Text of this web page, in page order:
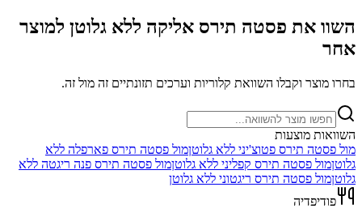
השוו את פסטה תירס אליקה ללא גלוטן למוצר
אחר
בחרו מוצר וקבלו השוואת קלוריות וערכים תזונתיים זה מול זה.
השוואות מוצעות
מול פסטה תירס פטוצ'יני ללא גלוטןמול פסטה תירס פארפלה ללא
גלוטןמול פסטה תירס קפליני ללא גלוטןמול פסטה תירס פנה ריגטה ללא
גלוטןמול פסטה תירס ריגטוני ללא גלוטן
פודיפדיה